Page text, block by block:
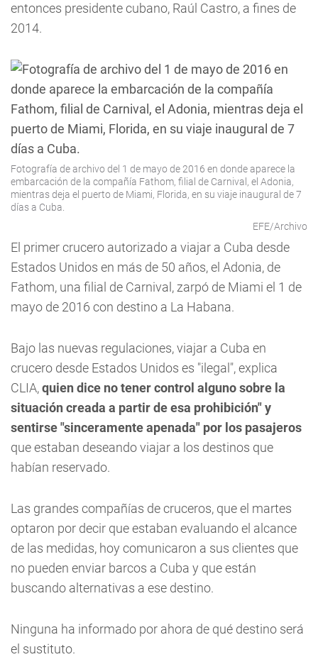
entonces presidente cubano, Raúl Castro, a fines de
2014.
Fotografía de archivo del 1 de mayo de 2016 en donde aparece la
embarcación de la compañía Fathom, filial de Carnival, el Adonia,
mientras deja el puerto de Miami, Florida, en su viaje inaugural de 7
días a Cuba.
EFE/Archivo
El primer crucero autorizado a viajar a Cuba desde
Estados Unidos en más de 50 años, el Adonia, de
Fathom, una filial de Carnival, zarpó de Miami el 1 de
mayo de 2016 con destino a La Habana.
Bajo las nuevas regulaciones, viajar a Cuba en
crucero desde Estados Unidos es "ilegal", explica
CLIA,quien dice no tener control alguno sobre la
situación creada a partir de esa prohibición" y
sentirse "sinceramente apenada" por los pasajeros
que estaban deseando viajar a los destinos que
habían reservado.
Las grandes compañías de cruceros, que el martes
optaron por decir que estaban evaluando el alcance
de las medidas, hoy comunicaron a sus clientes que
no pueden enviar barcos a Cuba y que están
buscando alternativas a ese destino.
Ninguna ha informado por ahora de qué destino será
el sustituto.